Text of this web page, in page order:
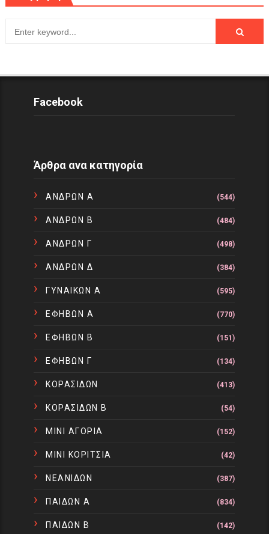
Facebook
Άρθρα ανα κατηγορία
ΑΝΔΡΩΝ Α (544)
ΑΝΔΡΩΝ Β (484)
ΑΝΔΡΩΝ Γ (498)
ΑΝΔΡΩΝ Δ (384)
ΓΥΝΑΙΚΩΝ Α (595)
ΕΦΗΒΩΝ Α (770)
ΕΦΗΒΩΝ Β (151)
ΕΦΗΒΩΝ Γ (134)
ΚΟΡΑΣΙΔΩΝ (413)
ΚΟΡΑΣΙΔΩΝ Β (54)
ΜΙΝΙ ΑΓΟΡΙΑ (152)
ΜΙΝΙ ΚΟΡΙΤΣΙΑ (42)
ΝΕΑΝΙΔΩΝ (387)
ΠΑΙΔΩΝ Α (834)
ΠΑΙΔΩΝ Β (142)